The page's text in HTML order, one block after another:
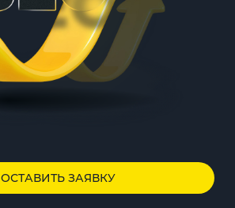
ОСТАВИТЬ ЗАЯВКУ